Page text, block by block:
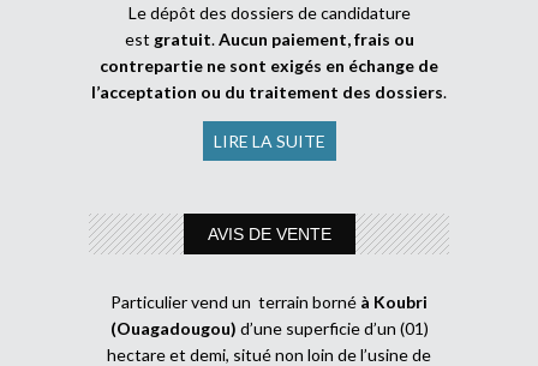
Le dépôt des dossiers de candidature
est gratuit.Aucun paiement, frais ou
contrepartie ne sont exigés en échange de
l’acceptation ou du traitement des dossiers.
LIRE LA SUITE
AVIS DE VENTE
Particulier vend un terrain borné à Koubri
(Ouagadougou) d’une superficie d’un (01)
hectare et demi, situé non loin de l’usine de